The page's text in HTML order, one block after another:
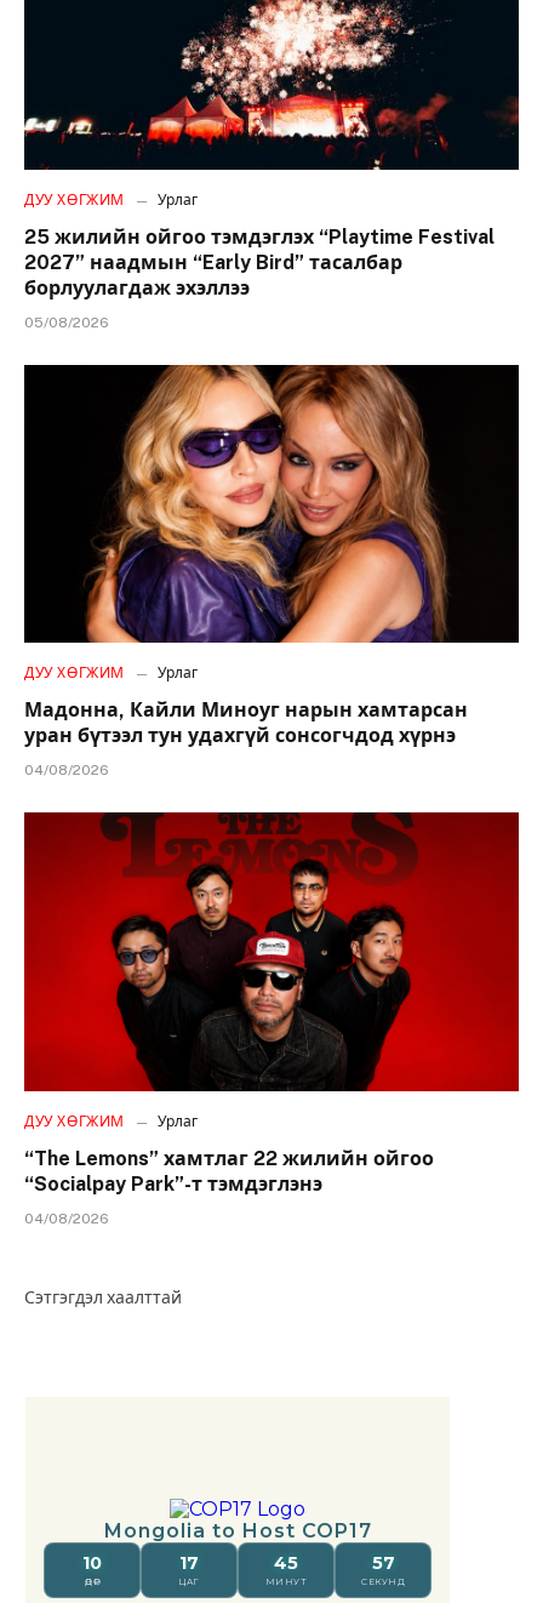
ДУУ ХӨГЖИМ Урлаг
25 жилийн ойгоо тэмдэглэх “Playtime Festival
2027” наадмын “Early Bird” тасалбар
борлуулагдаж эхэллээ
05/08/2026
ДУУ ХӨГЖИМ Урлаг
Мадонна, Кайли Миноуг нарын хамтарсан
уран бүтээл тун удахгүй сонсогчдод хүрнэ
04/08/2026
ДУУ ХӨГЖИМ Урлаг
“The Lemons” хамтлаг 22 жилийн ойгоо
“Socialpay Park”-т тэмдэглэнэ
04/08/2026
Сэтгэгдэл хаалттай